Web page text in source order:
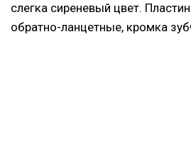
слегка сиреневый цвет.
обратно-ланцетные, кромка